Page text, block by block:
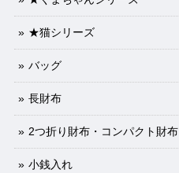
★猫シリーズ
バッグ
長財布
2つ折り財布・コンパクト財布
小銭入れ